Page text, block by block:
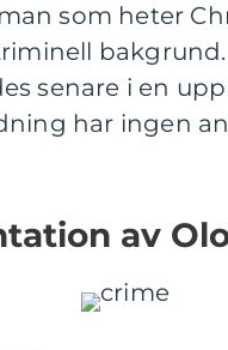
som heter
senare i en
har ingen
av